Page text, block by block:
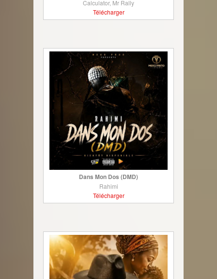
Calculator, Mr Rally
Télécharger
Dans Mon Dos (DMD)
Rahimi
Télécharger